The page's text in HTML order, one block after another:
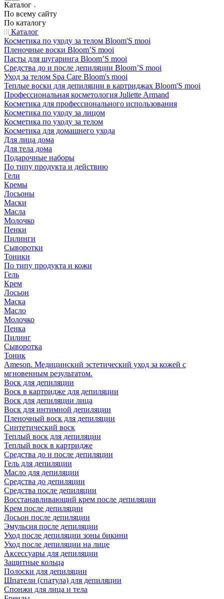
Каталог
По всему сайту
По каталогу
Каталог
Косметика по уходу за телом Bloom'S mooi
Пленочные воски Bloom’S mooi
Пасты для шугаринга Bloom’S mooi
Средства до и после депиляции Bloom’S mooi
Уход за телом Spa Care Bloom's mooi
Теплые воски для депиляции в картриджах Bloom'S mooi
Профессиональная косметология Juliette Armand
Косметика для профессионального использования
Косметика по уходу за лицом
Косметика по уходу за телом
Косметика для домашнего ухода
Для лица дома
Для тела дома
Подарочные наборы
По типу продукта и действию
Гели
Кремы
Лосьоны
Маски
Масла
Молочко
Пенки
Пилинги
Сыворотки
Тоники
По типу продукта и кожи
Гель
Крем
Лосьон
Маска
Масло
Молочко
Пенка
Пилинг
Сыворотка
Тоник
Ameson. Медицинский эстетический уход за кожей с
мгновенным результатом.
Воск для депиляции
Воск в картридже для депиляции
Воск для депиляции лица
Воск для интимной депиляции
Пленочный воск для депиляции
Синтетический воск
Теплый воск для депиляции
Теплый воск в картридже
Средства до и после депиляции
Гель для депиляции
Масло для депиляции
Средства до депиляции
Средства после депиляции
Восстанавливающий крем после депиляции
Крем после депиляции
Лосьон после депиляции
Эмульсия после депиляции
Уход после депиляции зоны бикини
Уход после депиляции на лице
Аксессуары для депиляции
Защитные кольца
Полоски для депиляции
Шпатели (спатула) для депиляции
Спонжи для лица и тела